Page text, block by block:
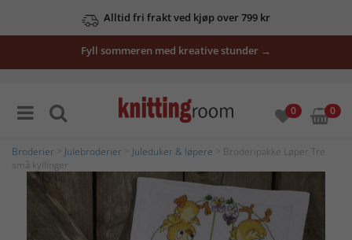
Se våre tilbud her
Fyll sommeren med kreative stunder →
0 0
Broderier Julebroderier Juleduker & løpere > Broderipakke Løper Tre
små kyllinger